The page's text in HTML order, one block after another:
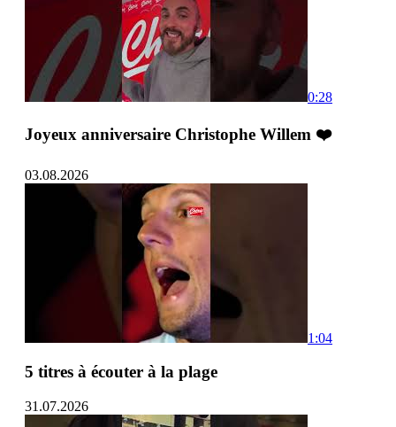
0:28
Joyeux anniversaire Christophe Willem ❤️
03.08.2026
1:04
5 titres à écouter à la plage
31.07.2026